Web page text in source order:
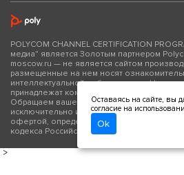
POLYCOM CHANNEL CERTIFICATION
медиа" является Золотым партнером
moscow.ru — не является сайтом
размещенные на нем носят
интеллектуальной собственности (фото-
принадлежат компании Polycom Inc.,
Обращаем ваше внимание на то, что
исключительно информационный
офертой, определяемой положениями
кодекса Российской Федерации.
>
Оставаясь на сайте, вы
согласие на
Ok